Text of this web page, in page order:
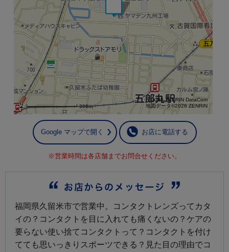
300m
©2026 ZENRIN DataCom
地図データ©2026 ZENRIN
Google マップで開く お店に電話する
※営業時間は各店舗までお問合せください。
福岡県久留米市で営業中。コンタクトレンズってカタ
イの？コンタクトを目に入れても痛くないの？ケアの
要らない使い捨てコンタクトって？コンタクトを付け
てても思いっきりスポーツできる？見た目の理由でコ